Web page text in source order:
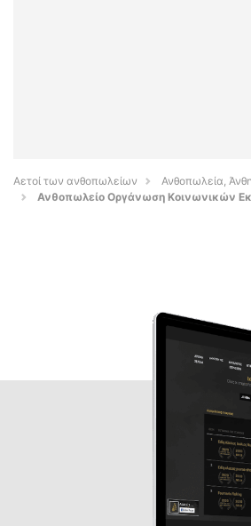
Αετοί των ανθοπωλείων
Ανθοπωλεία,
Ανθοπωλείο Οργάνωση Κοινωνικών